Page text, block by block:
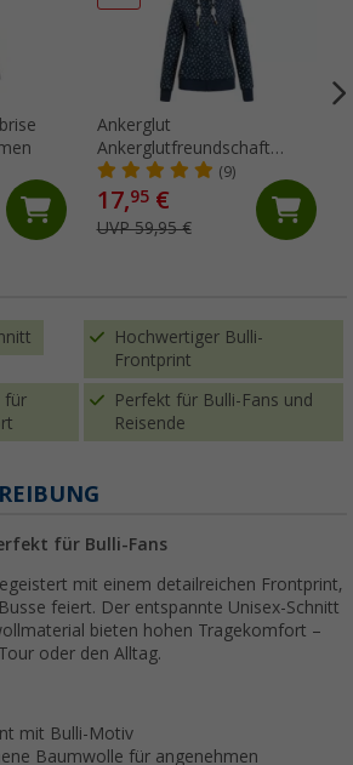
Ankerglut
Ankerglutfreundschaft
Damen Sweatjacke
(9)
17,95€
UVP 59,95 €
Hochwertiger Bulli-
Frontprint
für
Perfekt für Bulli-Fans und
Reisende
für Bulli-Fans
mit einem detailreichen Frontprint,
feiert. Der entspannte Unisex-Schnitt
bieten hohen Tragekomfort –
oder den Alltag.
mit Bulli-Motiv
Baumwolle für angenehmen